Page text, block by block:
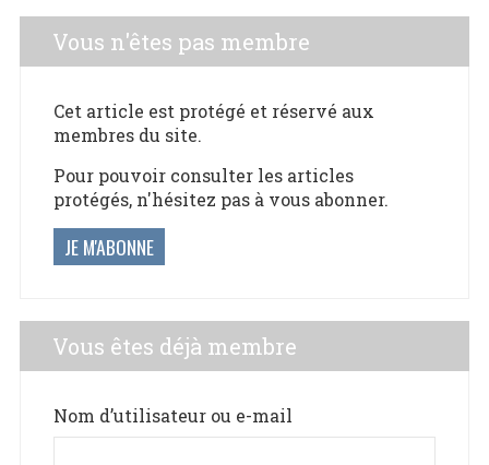
Vous n'êtes pas membre
Cet article est protégé et réservé aux
membres du site.
Pour pouvoir consulter les articles
protégés, n'hésitez pas à vous abonner.
JE M'ABONNE
Vous êtes déjà membre
Nom d’utilisateur ou e-mail